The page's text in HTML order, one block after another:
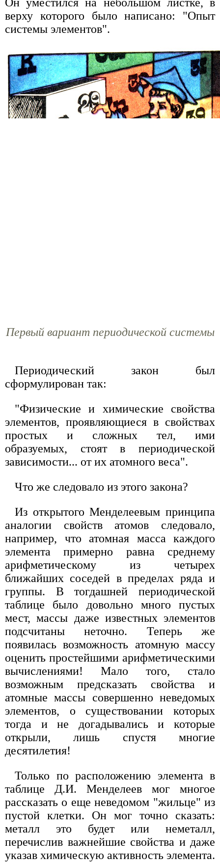
верху которого было написано: "Опыт
системы элементов".
Первый вариант периодической системы
Периодический закон был
сформулирован так:
"Физические и химические свойства
элементов, проявляющиеся в свойствах
простых и сложных тел, ими
образуемых, стоят в периодической
зависимости... от их атомного веса".
Что же следовало из этого закона?
Из открытого Менделеевым принципа
аналогии свойств атомов следовало,
например, что атомная масса каждого
элемента примерно равна среднему
арифметическому из четырех
ближайших соседей в пределах ряда и
группы. В тогдашней периодической
таблице было довольно много пустых
мест, массы даже известных элементов
подсчитаны неточно. Теперь же
появилась возможность атомную массу
оценить простейшими арифметическими
вычислениями! Мало того, стало
возможным предсказать свойства и
атомные массы совершенно неведомых
элементов, о существовании которых
тогда и не догадывались и которые
открыли, лишь спустя многие
десятилетия!
Только по расположению элемента в
таблице Д.И. Менделеев мог многое
рассказать о еще неведомом "жильце" из
пустой клетки. Он мог точно сказать:
металл это будет или неметалл,
перечислив важнейшие свойства и даже
указав химическую активность элемента.